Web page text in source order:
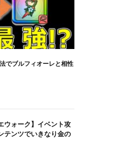
ウォーク】イベント攻
テンツでいきなり金の